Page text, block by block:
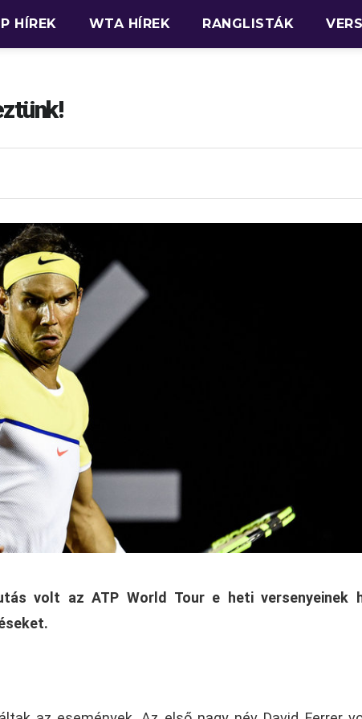
HÍREK WTA HÍREK RANGLISTÁK
volt az ATP World Tour e heti versenyeinek